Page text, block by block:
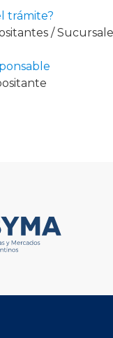
trámite?
/